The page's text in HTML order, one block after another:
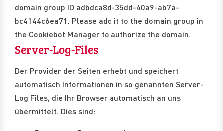
domain group ID adbdca8d-35dd-40a9-ab7a-
bc4144c6ea71. Please add it to the domain group in
the Cookiebot Manager to authorize the domain.
Server-Log-Files
Der Provider der Seiten erhebt und speichert
automatisch Informationen in so genannten Server-
Log Files, die Ihr Browser automatisch an uns
übermittelt. Dies sind: